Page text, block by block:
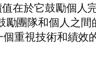
在於它鼓勵個人
團隊和個人之
重視技術和績效